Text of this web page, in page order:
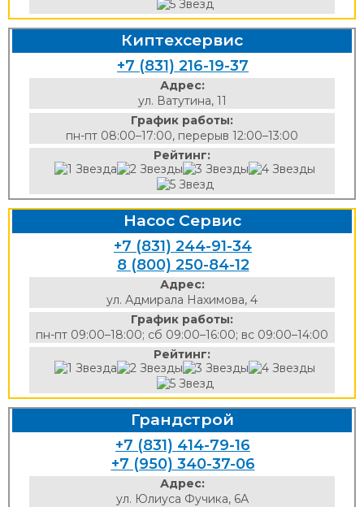
Киптехсервис
+7 (831) 216-19-37
Адрес:
ул. Ватутина, 11
График работы:
пн-пт 08:00–17:00, перерыв 12:00–13:00
Рейтинг:
Насос Сервис
+7 (831) 244-91-34
8 (800) 250-84-12
Адрес:
ул. Адмирала Нахимова, 4
График работы:
пн-пт 09:00–18:00; сб 09:00–16:00; вс 09:00–14:00
Рейтинг:
Грандстрой
+7 (831) 414-79-16
+7 (950) 340-37-06
Адрес:
ул. Юлиуса Фучика, 6А